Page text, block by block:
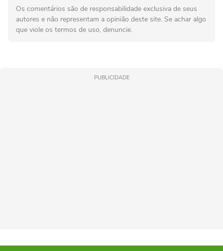
Os comentários são de responsabilidade exclusiva de seus
autores e não representam a opinião deste site. Se achar algo
que viole os termos de uso, denuncie.
PUBLICIDADE